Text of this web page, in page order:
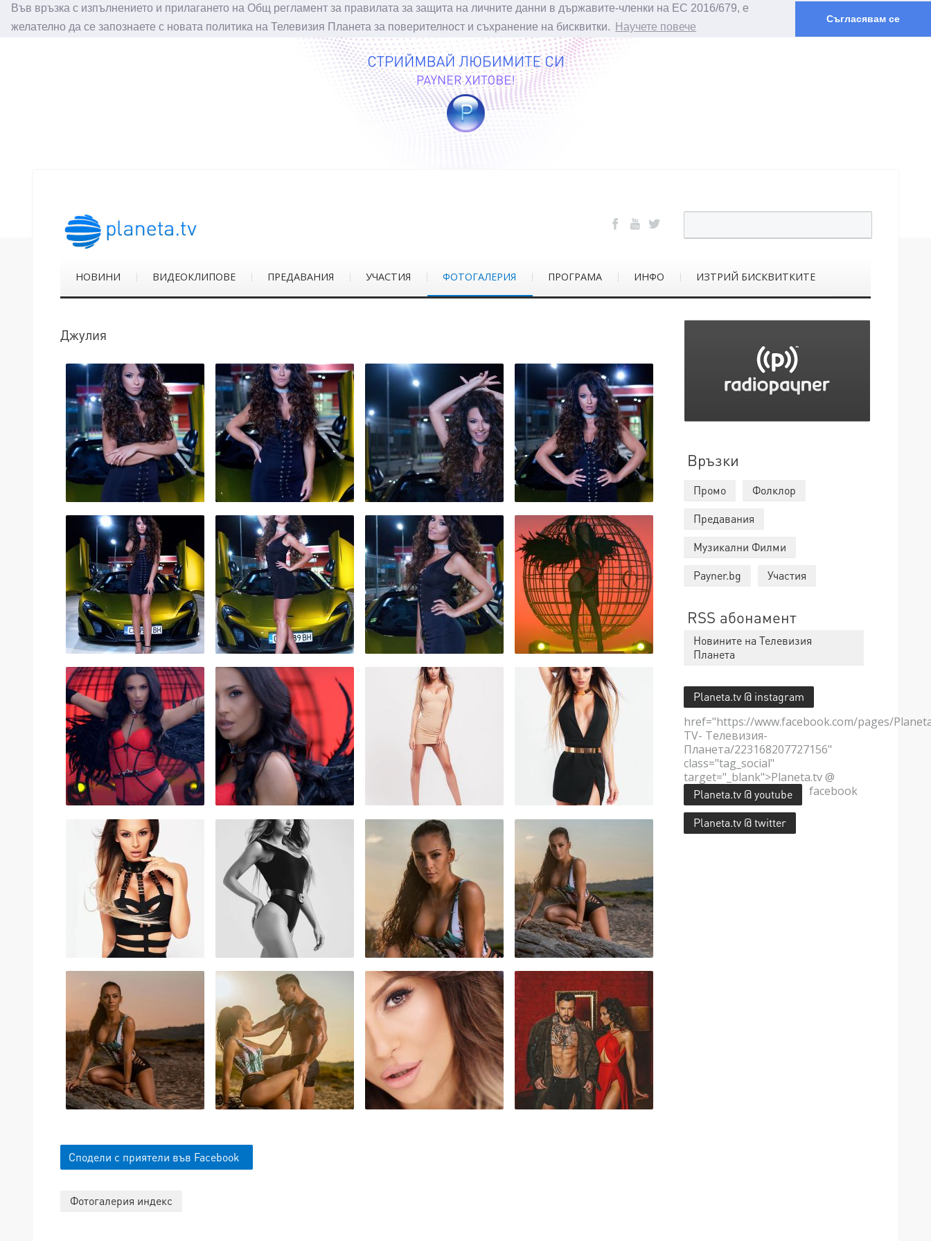
Във връзка с изпълнението и прилагането на Общ регламент за правилата за защита на личните данни в държавите-членки на ЕС 2016/679, е
желателно да се запознаете с новата политика на Телевизия Планета за поверителност и съхранение на бисквитки.
Научете повече
Съгласявам се
НОВИНИ ВИДЕОКЛИПОВЕ ПРЕДАВАНИЯ УЧАСТИЯ ФОТОГАЛЕРИЯ ПРОГРАМА ИНФО ИЗТРИЙ БИСКВИТКИТЕ
Джулия
Сподели с приятели във Facebook
Фотогалерия индекс
Връзки
Промо
Фолклор
Предавания
Музикални Филми
Payner.bg
Участия
RSS абонамент
Новините на Телевизия
Планета
Planeta.tv @ instagram
href="https://www.facebook.com/pages/
TV- Телевизия-
Планета/223168207727156"
class="tag_social"
target="_blank">Planeta.tv @
facebook
Planeta.tv @ youtube
Planeta.tv @ twitter